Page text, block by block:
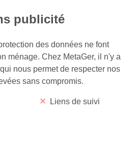
publicité
des données ne font
ménage. Chez MetaGer, il n'y a
nous permet de respecter nos
sans compromis.
Liens de suivi